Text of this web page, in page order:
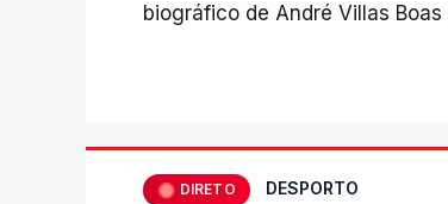
biográfico de André Villas
DIRETO DESPORTO